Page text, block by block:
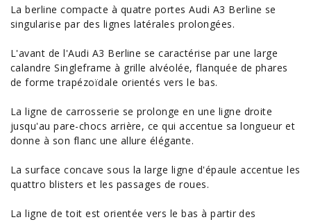
La berline compacte à quatre portesAudi A3 Berline se
singularise par des lignes latérales prolongées.
L'avant de l'Audi A3 Berline se caractérise par une large
calandre Singleframe à grille alvéolée, flanquée de phares
de forme trapézoïdale orientés vers le bas.
La ligne de carrosserie se prolonge en une ligne droite
jusqu'au pare-chocs arrière, ce qui accentue sa longueur et
donne à son flanc une allure élégante.
La surface concave sous la large ligne d'épaule accentue les
quattro blisters et les passages de roues.
La ligne de toit est orientée vers le bas à partir des